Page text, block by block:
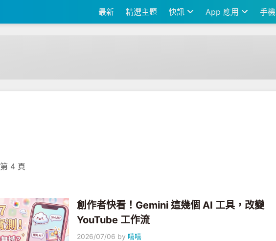
最新 精選主題 快訊 App 應用 手機
第 4 頁
創作者快看！Gemini 這幾個 AI 工具，改變
YouTube 工作流
2026/07/06 by 嘻嘻